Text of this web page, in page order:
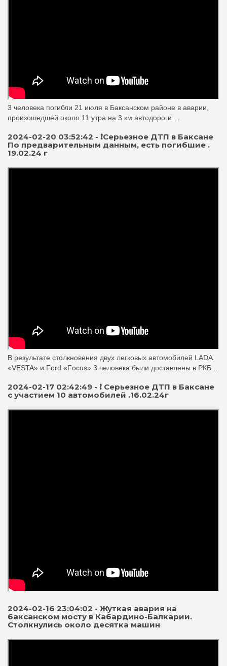
3 человека погибли 21 июля в Баксанском районе в аварии,
произошедшей около 11 утра на 3 км автодороги ...
2024-02-20 03:52:42 - ❗️Серьезное ДТП в Баксане
По предварительным данным, есть погибшие .
19.02.24 г
В результате столкновения двух легковых автомобилей LADA
«VESTA» и Ford «Focus» 3 человека были доставлены в РКБ ...
2024-02-17 02:42:49 - ❗️ Серьезное ДТП в Баксане
с участием 10 автомобилей .16.02.24г
2024-02-16 23:04:02 - Жуткая авария на
баксанском мосту в Кабардино-Балкарии.
Столкнулись около десятка машин